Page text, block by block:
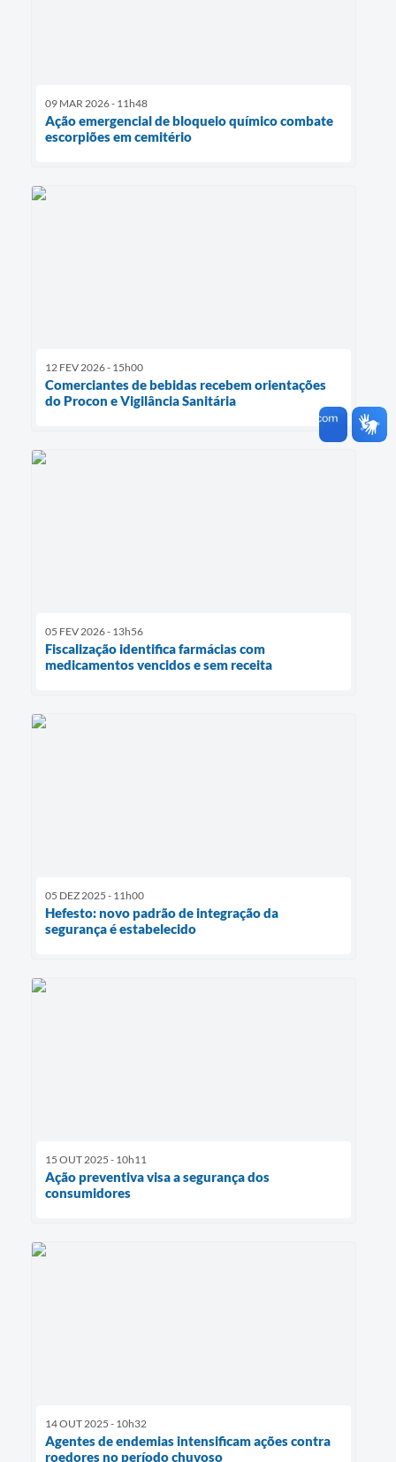
09 MAR 2026 - 11h48
Ação emergencial de bloqueio químico combate
escorpiões em cemitério
12 FEV 2026 - 15h00
Comerciantes de bebidas recebem orientações
do Procon e Vigilância Sanitária
05 FEV 2026 - 13h56
Fiscalização identifica farmácias com
medicamentos vencidos e sem receita
05 DEZ 2025 - 11h00
Hefesto: novo padrão de integração da
segurança é estabelecido
15 OUT 2025 - 10h11
Ação preventiva visa a segurança dos
consumidores
14 OUT 2025 - 10h32
Agentes de endemias intensificam ações contra
roedores no período chuvoso